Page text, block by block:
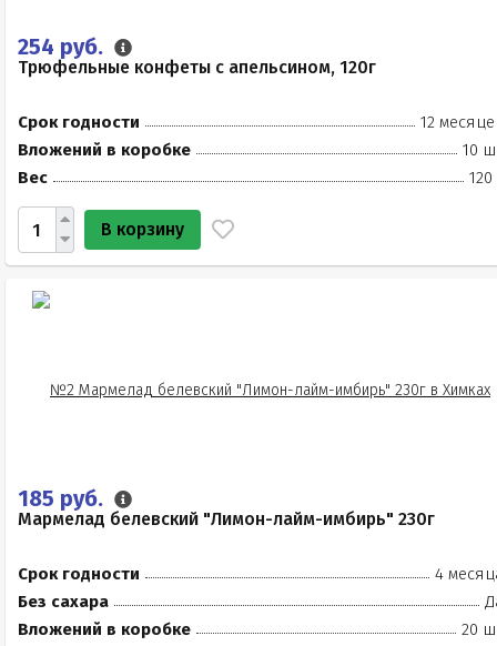
254 руб.
Трюфельные конфеты с апельсином, 120г
Срок годности
12
Вложений в коробке
10
Вес
120
В корзину
185 руб.
Мармелад белевский "Лимон-лайм-имбирь" 230г
Срок годности
4
Без сахара
Вложений в коробке
20